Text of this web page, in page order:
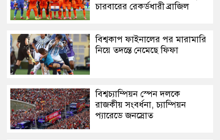
চারবারের রেকর্ডধারী ব্রাজিল
বিশ্বকাপ ফাইনালের পর মারামারি
নিয়ে তদন্তে নেমেছে ফিফা
বিশ্বচ্যাম্পিয়ন স্পেন দলকে
রাজকীয় সংবর্ধনা, চ্যাম্পিয়ন
প্যারেডে জনস্রোত